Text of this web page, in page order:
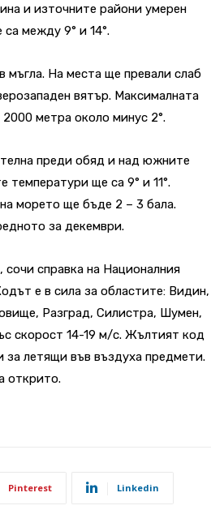
и източните райони умерен
между 9° и 14°.
мъгла. На места ще превали слаб
вятър. Максималната
метра около минус 2°.
преди обяд и над южните
ще са 9° и 11°.
морето ще бъде 2 – 3 бала.
за декември.
справка на Националния
е в сила за областите: Видин,
Разград, Силистра, Шумен,
скорост 14-19 м/с. Жълтият код
за летящи във въздуха предмети.
открито.
Pinterest Linkedin